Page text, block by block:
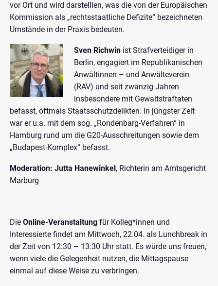
vor Ort und wird darstelllen, was die von der Europäischen
Kommission als „rechtsstaatliche Defizite“ bezeichneten
Umstände in der Praxis bedeuten.
Sven Richwin ist Strafverteidiger in
Berlin, engagiert im Republikanischen
Anwältinnen – und Anwälteverein
(RAV) und seit zwanzig Jahren
insbesondere mit Gewaltstraftaten
befasst, oftmals Staatsschutzdelikten. In jüngster Zeit
war er u.a. mit dem sog. „Rondenbarg-Verfahren“ in
Hamburg rund um die G20-Ausschreitungen sowie dem
„Budapest-Komplex“ befasst.
Moderation: Jutta Hanewinkel, Richterin am Amtsgericht
Marburg
Die Online-Veranstaltung für Kolleg*innen und
Interessierte findet am Mittwoch, 22.04. als Lunchbreak in
der Zeit von 12:30 – 13:30 Uhr statt. Es würde uns freuen,
wenn viele die Gelegenheit nutzen, die Mittagspause
einmal auf diese Weise zu verbringen.